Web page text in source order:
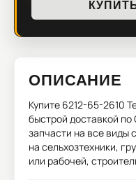
ОПИСАНИЕ
Купите 6212-65-2610
быстрой доставкой по
запчасти на все виды
на сельхозтехники,
или рабочей,